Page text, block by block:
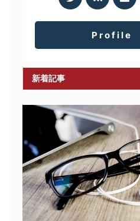
P r o f i l e
新着記事